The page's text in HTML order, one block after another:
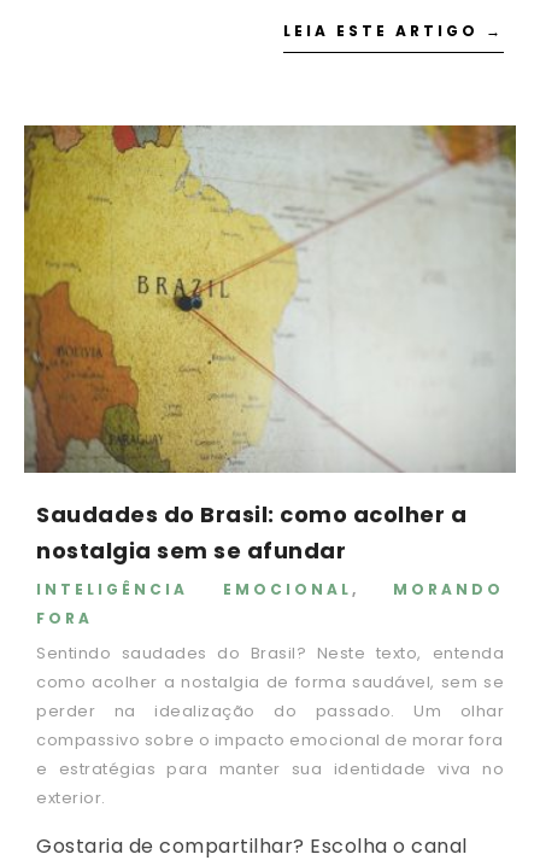
LEIA ESTE ARTIGO →
Saudades do Brasil: como acolher a
nostalgia sem se afundar
INTELIGÊNCIA EMOCIONAL, MORANDO
FORA
Sentindo saudades do Brasil? Neste texto, entenda
como acolher a nostalgia de forma saudável, sem se
perder na idealização do passado. Um olhar
compassivo sobre o impacto emocional de morar fora
e estratégias para manter sua identidade viva no
exterior.
Gostaria de compartilhar? Escolha o canal